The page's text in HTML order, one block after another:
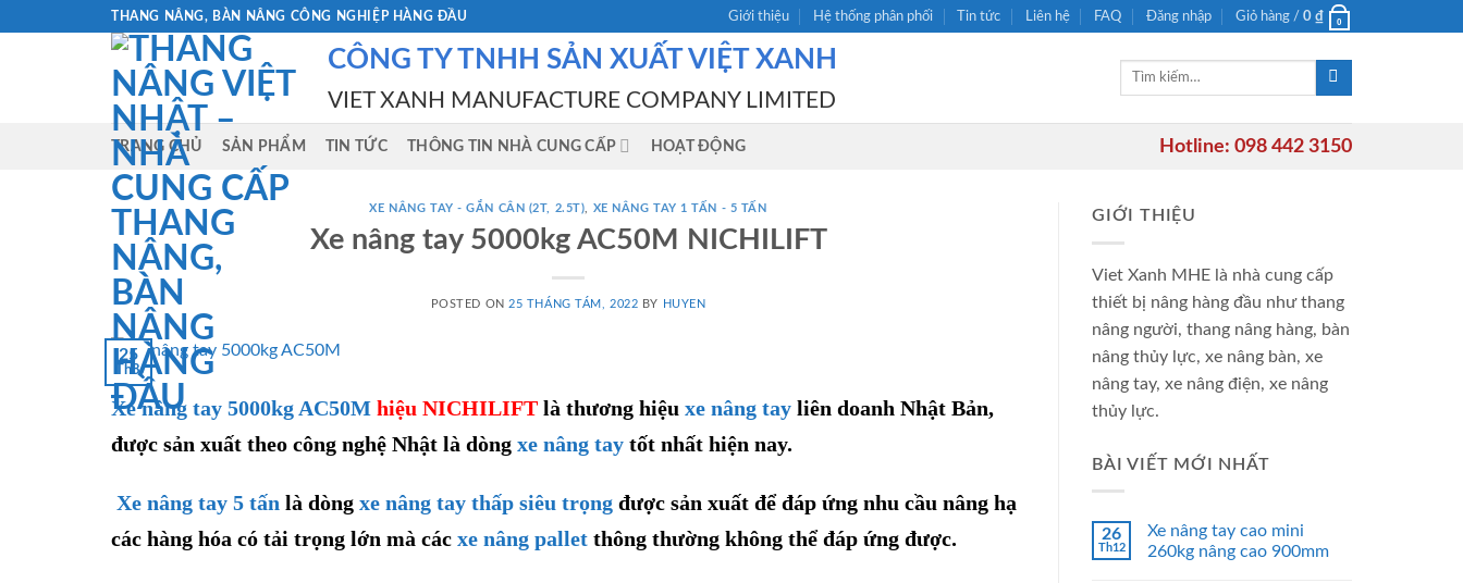
THANG NÂNG, BÀN NÂNG CÔNG NGHIỆP HÀNG ĐẦU Giới thiệu Hệ thống phân phối Tin tức Liên hệ FAQ Đăng nhập Giỏ hàng / 0 ₫ 0
CÔNG TY TNHH SẢN XUẤT VIỆT XANH
VIET XANH MANUFACTURE COMPANY LIMITED
Tìm
TRANG CHỦ SẢN PHẨM TIN TỨC THÔNG TIN NHÀ CUNG CẤP HOẠT ĐỘNG Hotline: 098 442 3150
XE NÂNG TAY - GẮN CÂN (2T, 2.5T) XE NÂNG TAY 1 TẤN - 5 TẤN
Xe nâng tay 5000kg AC50M NICHILIFT
POSTED ON 25 THÁNG TÁM, 2022 BY HUYEN
25
Th8
Xe nâng tay 5000kg AC50M hiệu NICHILIFT là thương hiệu xe nâng tay liên doanh Nhật Bản,
được sản xuất theo công nghệ Nhật là dòng xe nâng tay tốt nhất hiện nay.
Xe nâng tay 5 tấn là dòng xe nâng tay thấp siêu trọng được sản xuất để đáp ứng nhu cầu nâng hạ
các hàng hóa có tải trọng lớn mà các xe nâng pallet thông thường không thể đáp ứng được.
GIỚI THIỆU
Viet Xanh MHE là nhà cung cấp
thiết bị nâng hàng đầu như thang
nâng người, thang nâng hàng, bàn
nâng thủy lực, xe nâng bàn, xe
nâng tay, xe nâng điện, xe nâng
thủy lực.
BÀI VIẾT MỚI NHẤT
26
Th12
Xe nâng tay cao mini
260kg nâng cao 900mm